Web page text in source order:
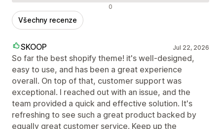
Negativní recenze 0
Všechny recenze
SKOOP Jul 22, 2026
So far the best shopify theme! it's well-designed,
easy to use, and has been a great experience
overall. On top of that, customer support was
exceptional. I reached out with an issue, and the
team provided a quick and effective solution. It's
refreshing to see such a great product backed by
equally great customer service. Keep up the